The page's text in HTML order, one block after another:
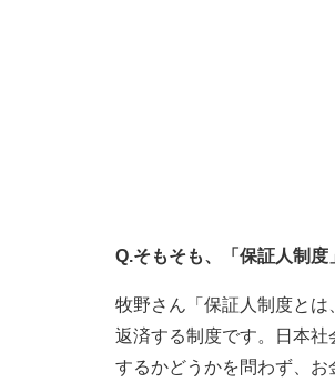
Q.そもそも、「保証人制度
牧野さん「保証人制度と
返済する制度です。日本
するかどうかを問わず、